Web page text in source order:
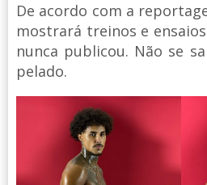
De acordo com a
mostrará treinos e
nunca publicou. Não se
pelado.